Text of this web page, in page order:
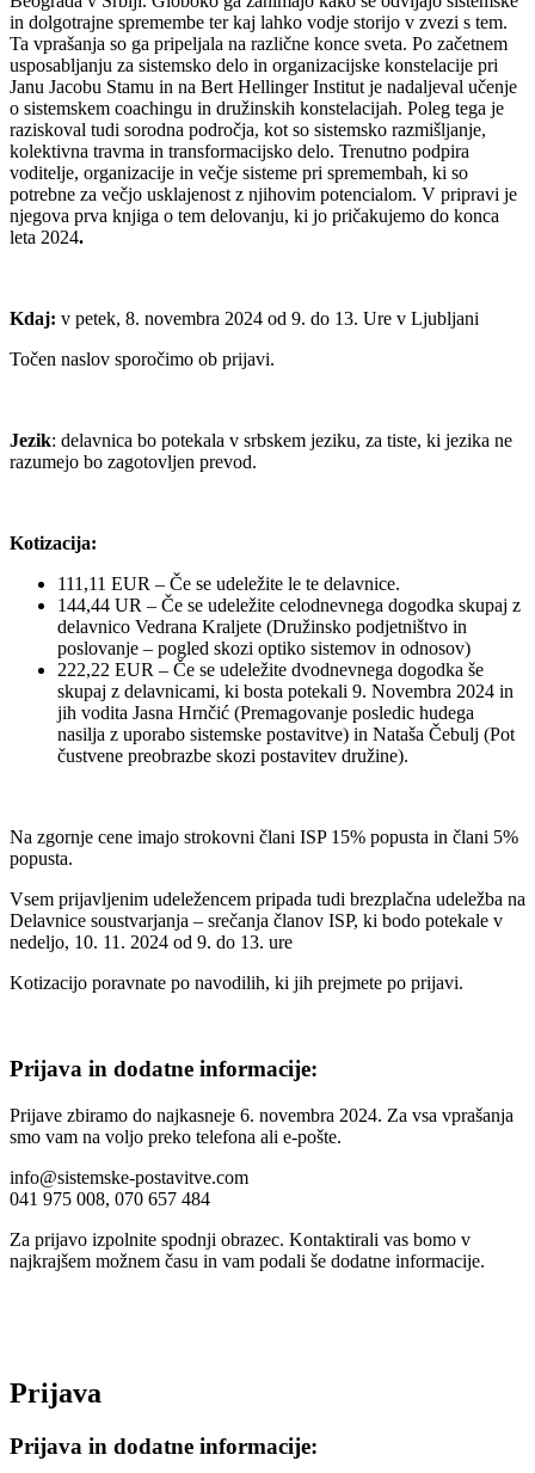
in dolgotrajne spremembe ter kaj lahko vodje storijo v zvezi s tem.
Ta vprašanja so ga pripeljala na različne konce sveta. Po začetnem
usposabljanju za sistemsko delo in organizacijske konstelacije pri
Janu Jacobu Stamu in na Bert Hellinger Institut je nadaljeval učenje
o sistemskem coachingu in družinskih konstelacijah. Poleg tega je
raziskoval tudi sorodna področja, kot so sistemsko razmišljanje,
kolektivna travma in transformacijsko delo. Trenutno podpira
voditelje, organizacije in večje sisteme pri spremembah, ki so
potrebne za večjo usklajenost z njihovim potencialom. V pripravi je
njegova prva knjiga o tem delovanju, ki jo pričakujemo do konca
leta 2024.
Kdaj: v petek, 8. novembra 2024 od 9. do 13. Ure v Ljubljani
Točen naslov sporočimo ob prijavi.
Jezik: delavnica bo potekala v srbskem jeziku, za tiste, ki jezika ne
razumejo bo zagotovljen prevod.
Kotizacija:
111,11 EUR – Če se udeležite le te delavnice.
144,44 UR – Če se udeležite celodnevnega dogodka skupaj z
delavnico Vedrana Kraljete (Družinsko podjetništvo in
poslovanje – pogled skozi optiko sistemov in odnosov)
222,22 EUR – Če se udeležite dvodnevnega dogodka še
skupaj z delavnicami, ki bosta potekali 9. Novembra 2024 in
jih vodita Jasna Hrnčić (Premagovanje posledic hudega
nasilja z uporabo sistemske postavitve) in Nataša Čebulj (Pot
čustvene preobrazbe skozi postavitev družine).
Na zgornje cene imajo strokovni člani ISP 15% popusta in člani 5%
popusta.
Vsem prijavljenim udeležencem pripada tudi brezplačna udeležba na
Delavnice soustvarjanja – srečanja članov ISP, ki bodo potekale v
nedeljo, 10. 11. 2024 od 9. do 13. ure
Kotizacijo poravnate po navodilih, ki jih prejmete po prijavi.
Prijava in dodatne informacije:
Prijave zbiramo do najkasneje 6. novembra 2024. Za vsa vprašanja
smo vam na voljo preko telefona ali e-pošte.
info@sistemske-postavitve.com
041 975 008, 070 657 484
Za prijavo izpolnite spodnji obrazec. Kontaktirali vas bomo v
najkrajšem možnem času in vam podali še dodatne informacije.
Prijava
Prijava in dodatne informacije: